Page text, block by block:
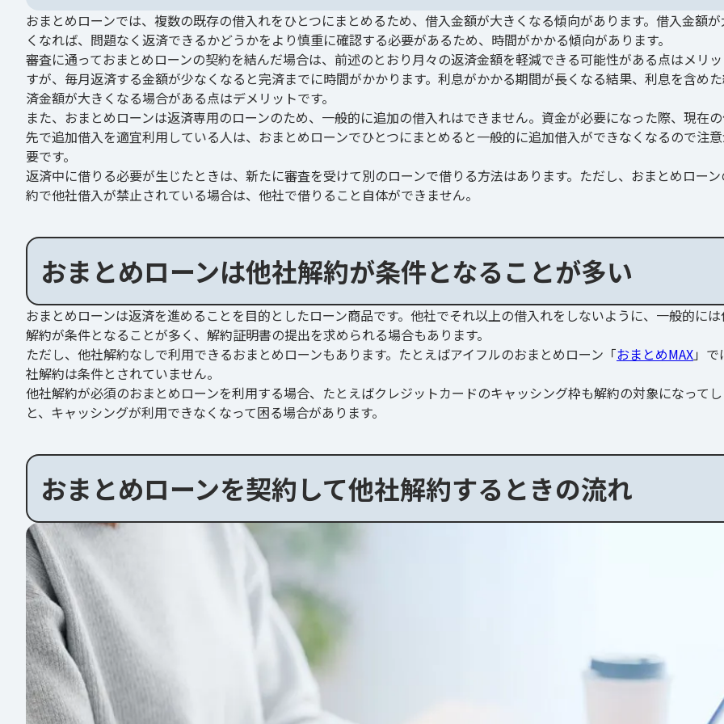
おまとめローンでは、複数の既存の借入れをひとつにまとめるため、借入金額が大きくなる傾向があります。借入金額
くなれば、問題なく返済できるかどうかをより慎重に確認する必要があるため、時間がかかる傾向があります。
審査に通っておまとめローンの契約を結んだ場合は、前述のとおり月々の返済金額を軽減できる可能性がある点はメリ
すが、毎月返済する金額が少なくなると完済までに時間がかかります。利息がかかる期間が長くなる結果、利息を含め
済金額が大きくなる場合がある点はデメリットです。
また、おまとめローンは返済専用のローンのため、一般的に追加の借入れはできません。資金が必要になった際、現在
先で追加借入を適宜利用している人は、おまとめローンでひとつにまとめると一般的に追加借入ができなくなるので注
要です。
返済中に借りる必要が生じたときは、新たに審査を受けて別のローンで借りる方法はあります。ただし、おまとめロー
約で他社借入が禁止されている場合は、他社で借りること自体ができません。
おまとめローンは他社解約が条件となることが多い
おまとめローンは返済を進めることを目的としたローン商品です。他社でそれ以上の借入れをしないように、一般的に
解約が条件となることが多く、解約証明書の提出を求められる場合もあります。
ただし、他社解約なしで利用できるおまとめローンもあります。たとえばアイフルのおまとめローン「おまとめMAX」
社解約は条件とされていません。
他社解約が必須のおまとめローンを利用する場合、たとえばクレジットカードのキャッシング枠も解約の対象になって
と、キャッシングが利用できなくなって困る場合があります。
おまとめローンを契約して他社解約するときの流れ